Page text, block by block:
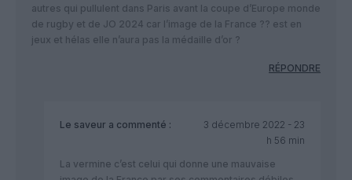
autres qui pullulent dans Paris avant la coupe d’Europe monde
de rugby et de JO 2024 car l’image de la France ?? est en
jeux et hélas elle n’aura pas la médaille d’or ?
RÉPONDRE
Le saveur a commenté :
3 décembre 2022 - 23
h 56 min
La vermine c’est celui qui donne une mauvaise